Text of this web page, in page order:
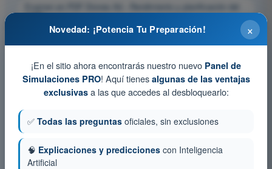
Examen en PDF Drones A2 - Rendimiento y planificación del
vuelo
×
Novedad: ¡Potencia Tu Preparación!
¡En el sitio ahora encontrarás nuestro nuevo Panel de
Simulaciones PRO! Aquí tienes algunas de las ventajas
exclusivasa las que accedes al desbloquearlo:
✅ Todas las preguntas oficiales, sin exclusiones
🧠 Explicaciones y predicciones con Inteligencia
Artificial